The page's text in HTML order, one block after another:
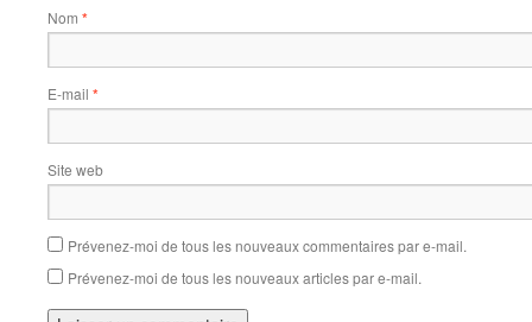
Nom *
E-mail *
Site web
Prévenez-moi de tous les nouveaux commentaires par e-mail.
Prévenez-moi de tous les nouveaux articles par e-mail.